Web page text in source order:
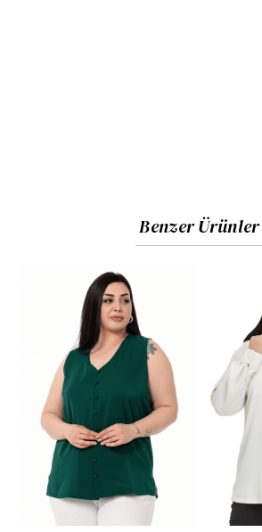
Benzer Ürünler